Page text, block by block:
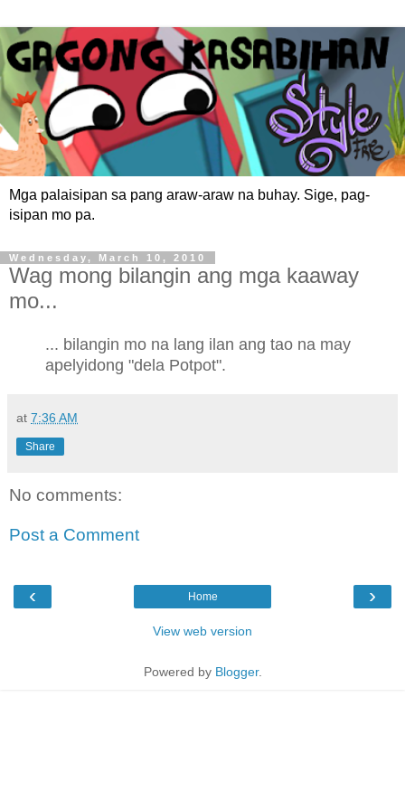
Mga palaisipan sa pang araw-araw na buhay. Sige, pag-
isipan mo pa.
Wednesday, March 10, 2010
Wag mong bilangin ang mga kaaway
mo...
... bilangin mo na lang ilan ang tao na may
apelyidong "dela Potpot".
at 7:36 AM
Share
No comments:
Post a Comment
‹ ›
Home
View web version
Powered by Blogger.